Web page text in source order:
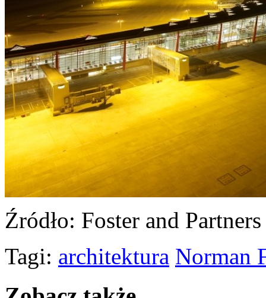
Źródło: Foster and Partners
Tagi: architektura Norman